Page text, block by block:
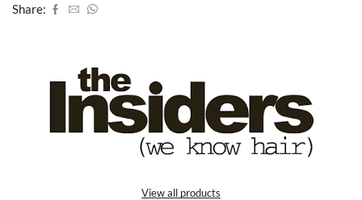
Share:
View all products